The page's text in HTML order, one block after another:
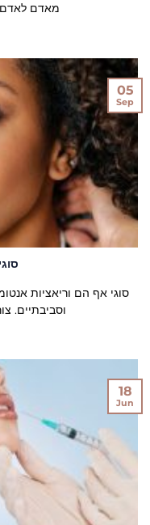
מאדם לאדם,
סוגי אף הם וריאציות
וסביבתיים.
05
Sep
18
Jun